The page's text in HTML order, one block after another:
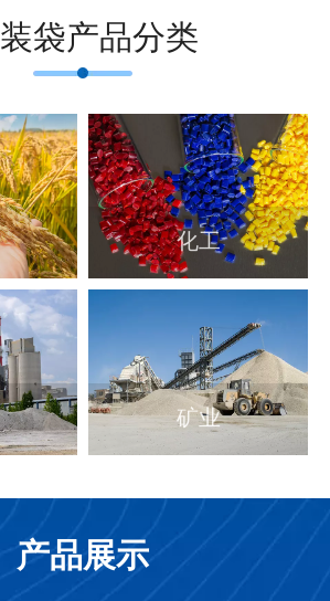
袋产品分类
化工
矿业
产品展示